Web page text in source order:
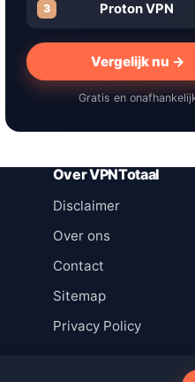
3 Proton VPN
Vergelijk nu →
Gratis en
Over VPNTotaal
Disclaimer
Over ons
Contact
Sitemap
Privacy Policy